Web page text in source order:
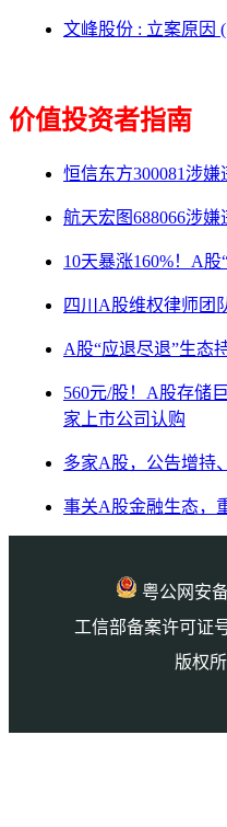
文峰股份 : 立案原因
价值投资者指南
恒信东方300081涉
航天宏图688066涉
10天暴涨160%！A
四川A股维权律师团
A股“应退尽退”生态
560元/股！A股存储
家上市公司认购
多家A股，公告增持
事关A股金融生态，
粤公网安
工信部备案许可证
版权